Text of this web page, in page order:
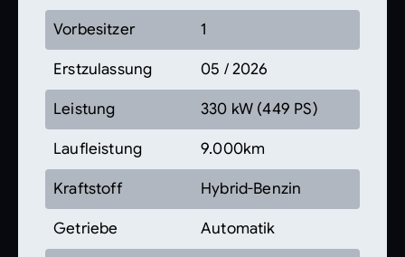
Vorbesitzer 1
Erstzulassung 05 / 2026
Leistung 330 kW (449 PS)
Laufleistung 9.000km
Kraftstoff Hybrid-Benzin
Getriebe Automatik